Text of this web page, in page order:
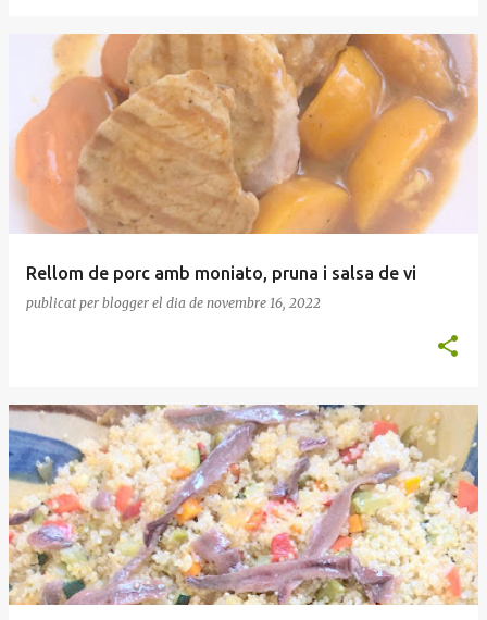
Rellom de porc amb moniato, pruna i salsa de vi
publicat per blogger el dia de novembre 16, 2022